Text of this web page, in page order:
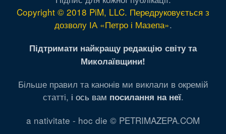
Copyright © 2018 PiM, LLC. Передруковується з
дозволу ІА «Петро і Мазепа».
Підтримати найкращу редакцію світу та
Миколаївщини!
Більше правил та канонів ми виклали в окремій
статті, і ось вам посилання на неї.
a nativitate - hoc die © PETRIMAZEPA.COM